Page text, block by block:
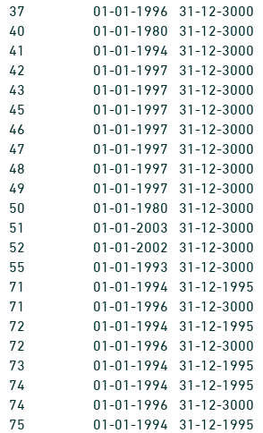
37
01-01-1996
31-12-3000
40
01-01-1980
31-12-3000
41
01-01-1994
31-12-3000
42
01-01-1997
31-12-3000
43
01-01-1997
31-12-3000
45
01-01-1997
31-12-3000
46
01-01-1997
31-12-3000
47
01-01-1997
31-12-3000
48
01-01-1997
31-12-3000
49
01-01-1997
31-12-3000
50
01-01-1980
31-12-3000
51
01-01-2003
31-12-3000
52
01-01-2002
31-12-3000
55
01-01-1993
31-12-3000
71
01-01-1994
31-12-1995
71
01-01-1996
31-12-3000
72
01-01-1994
31-12-1995
72
01-01-1996
31-12-3000
73
01-01-1994
31-12-1995
74
01-01-1994
31-12-1995
74
01-01-1996
31-12-3000
75
01-01-1994
31-12-1995